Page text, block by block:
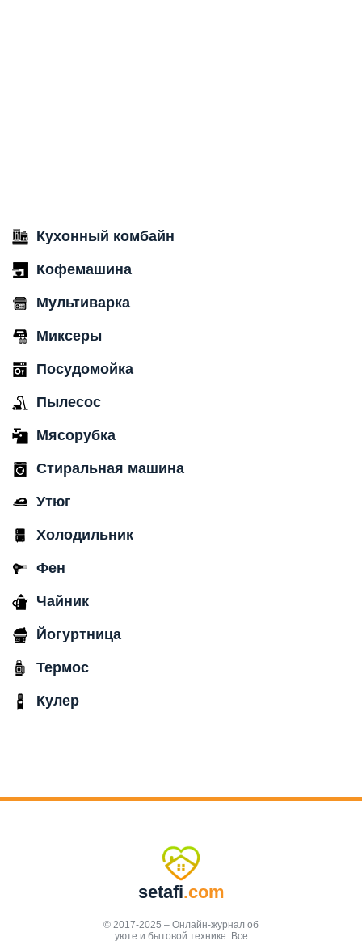
Кухонный комбайн
Кофемашина
Мультиварка
Миксеры
Посудомойка
Пылесос
Мясорубка
Стиральная машина
Утюг
Холодильник
Фен
Чайник
Йогуртница
Термос
Кулер
setafi.com
© 2017-2025 – Онлайн-журнал об
уюте и бытовой технике. Все